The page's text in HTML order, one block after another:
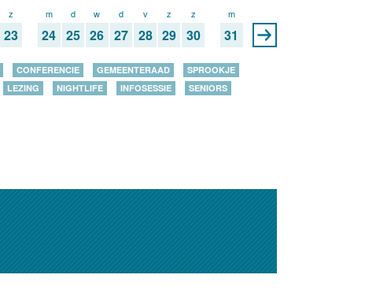
z
23
m
24
d
25
w
26
d
27
v
28
z
29
z
30
m
31
CONFERENCIE GEMEENTERAAD
SPROOKJE
LEZING NIGHTLIFE INFOSESSIE
SENIORS